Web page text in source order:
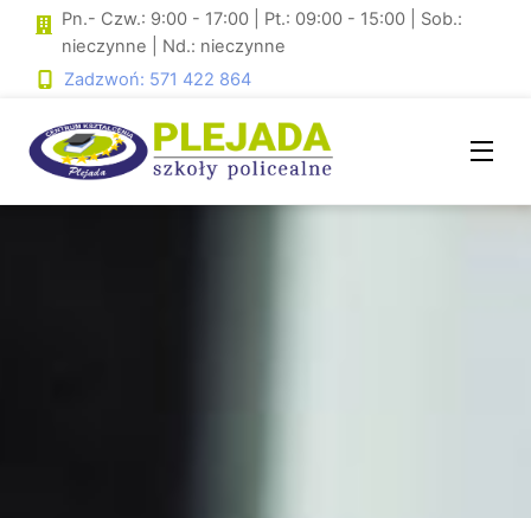
content
Pn.- Czw.: 9:00 - 17:00 | Pt.: 09:00 - 15:00 | Sob.:
nieczynne | Nd.: nieczynne
Zadzwoń: 571 422 864